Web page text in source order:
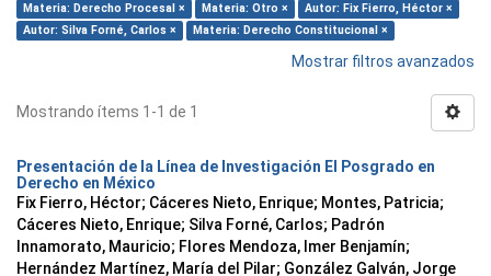
Materia: Derecho Procesal ×
Materia: Otro ×
Autor: Fix Fierro, Héctor ×
Autor: Silva Forné, Carlos ×
Materia: Derecho Constitucional ×
Mostrar filtros avanzados
Mostrando ítems 1-1 de 1
Presentación de la Línea de Investigación El Posgrado en
Derecho en México
Fix Fierro, Héctor; Cáceres Nieto, Enrique; Montes, Patricia;
Cáceres Nieto, Enrique; Silva Forné, Carlos; Padrón
Innamorato, Mauricio; Flores Mendoza, Imer Benjamín;
Hernández Martínez, María del Pilar; González Galván, Jorge